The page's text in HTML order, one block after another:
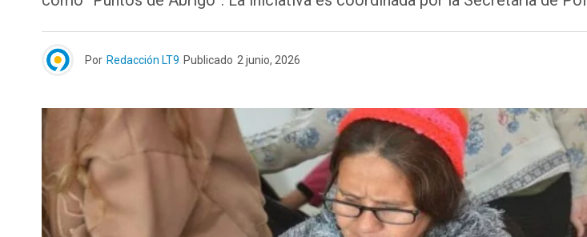
Por Redacción LT9 Publicado 2 junio, 2026